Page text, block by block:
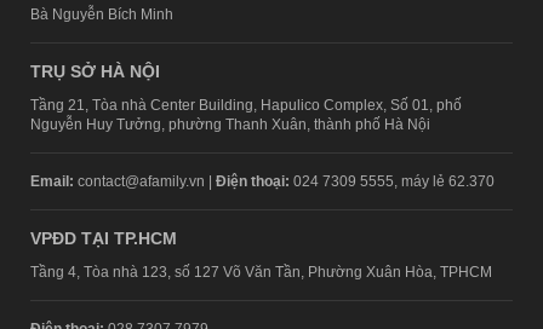
Bà Nguyễn Bích Minh
TRỤ SỞ HÀ NỘI
Tầng 21, Tòa nhà Center Building, Hapulico Complex, Số 01, phố
Nguyễn Huy Tưởng, phường Thanh Xuân, thành phố Hà Nội
Email: contact@afamily.vn | Điện thoại: 024 7309 5555, máy lẻ 62.370
VPĐD TẠI TP.HCM
Tầng 4, Tòa nhà 123, số 127 Võ Văn Tần, Phường Xuân Hòa, TPHCM